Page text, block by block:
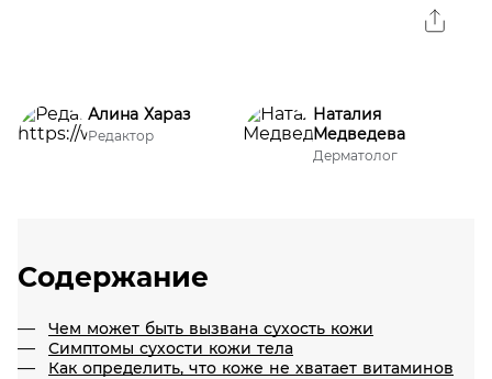
Алина Хараз
Редактор
Наталия
Медведева
Дерматолог
Содержание
Чем может быть вызвана сухость кожи
Симптомы сухости кожи тела
Как определить, что коже не хватает витаминов